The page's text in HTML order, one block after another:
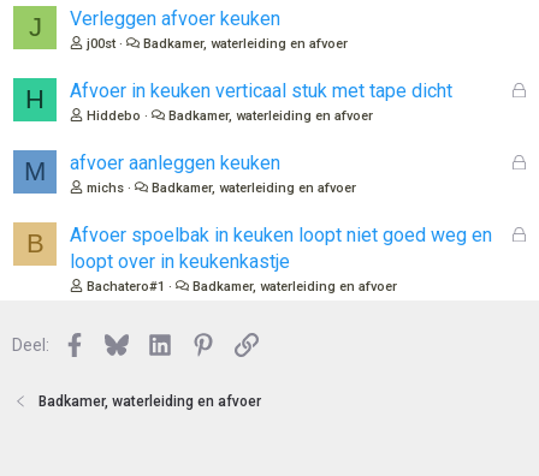
J Verleggen afvoer keuken
j00st Badkamer, waterleiding en afvoer
H
G
n
Afvoer in keuken verticaal stuk met tape dicht
Hiddebo Badkamer, waterleiding en afvoer
M
G
afvoer aanleggen keuken
michs Badkamer, waterleiding en afvoer
B
G
Afvoer spoelbak in keuken loopt niet goed weg en
loopt over in keukenkastje
Bachatero#1 Badkamer, waterleiding en afvoer
Deel: Facebook
BlueskyLinkedInPinterest
Link
Badkamer, waterleiding en afvoer